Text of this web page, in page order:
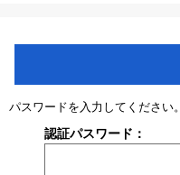
パスワードを入力してください。
認証パスワード：